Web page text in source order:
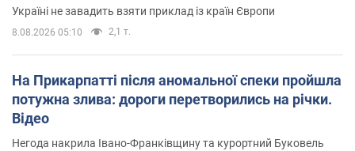
Україні не завадить взяти приклад із країн Європи
8.08.2026 05:10 2,1 т.
На Прикарпатті після аномальної спеки пройшла
потужна злива: дороги перетворились на річки.
Відео
Негода накрила Івано-Франківщину та курортний Буковель